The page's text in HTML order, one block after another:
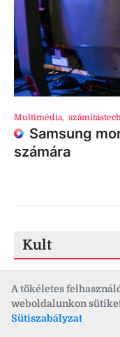
A tökéletes
weboldalunkon
Sütiszabályzat
Multimédia,
Samsung
számára
Kult